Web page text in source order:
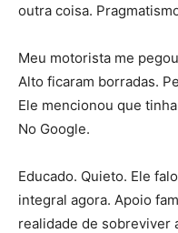
outra coisa.
Meu motorista me
Alto ficaram borradas.
Ele mencionou que
No Google.
Educado. Quieto. Ele
integral agora. Apoio
realidade de sobreviver